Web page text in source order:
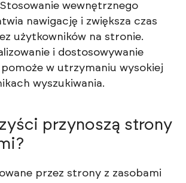
wewnętrznego
nawigację i zwiększa czas
użytkowników na stronie.
i dostosowywanie
w utrzymaniu wysokiej
wyszukiwania.
przynoszą strony
przez strony z zasobami